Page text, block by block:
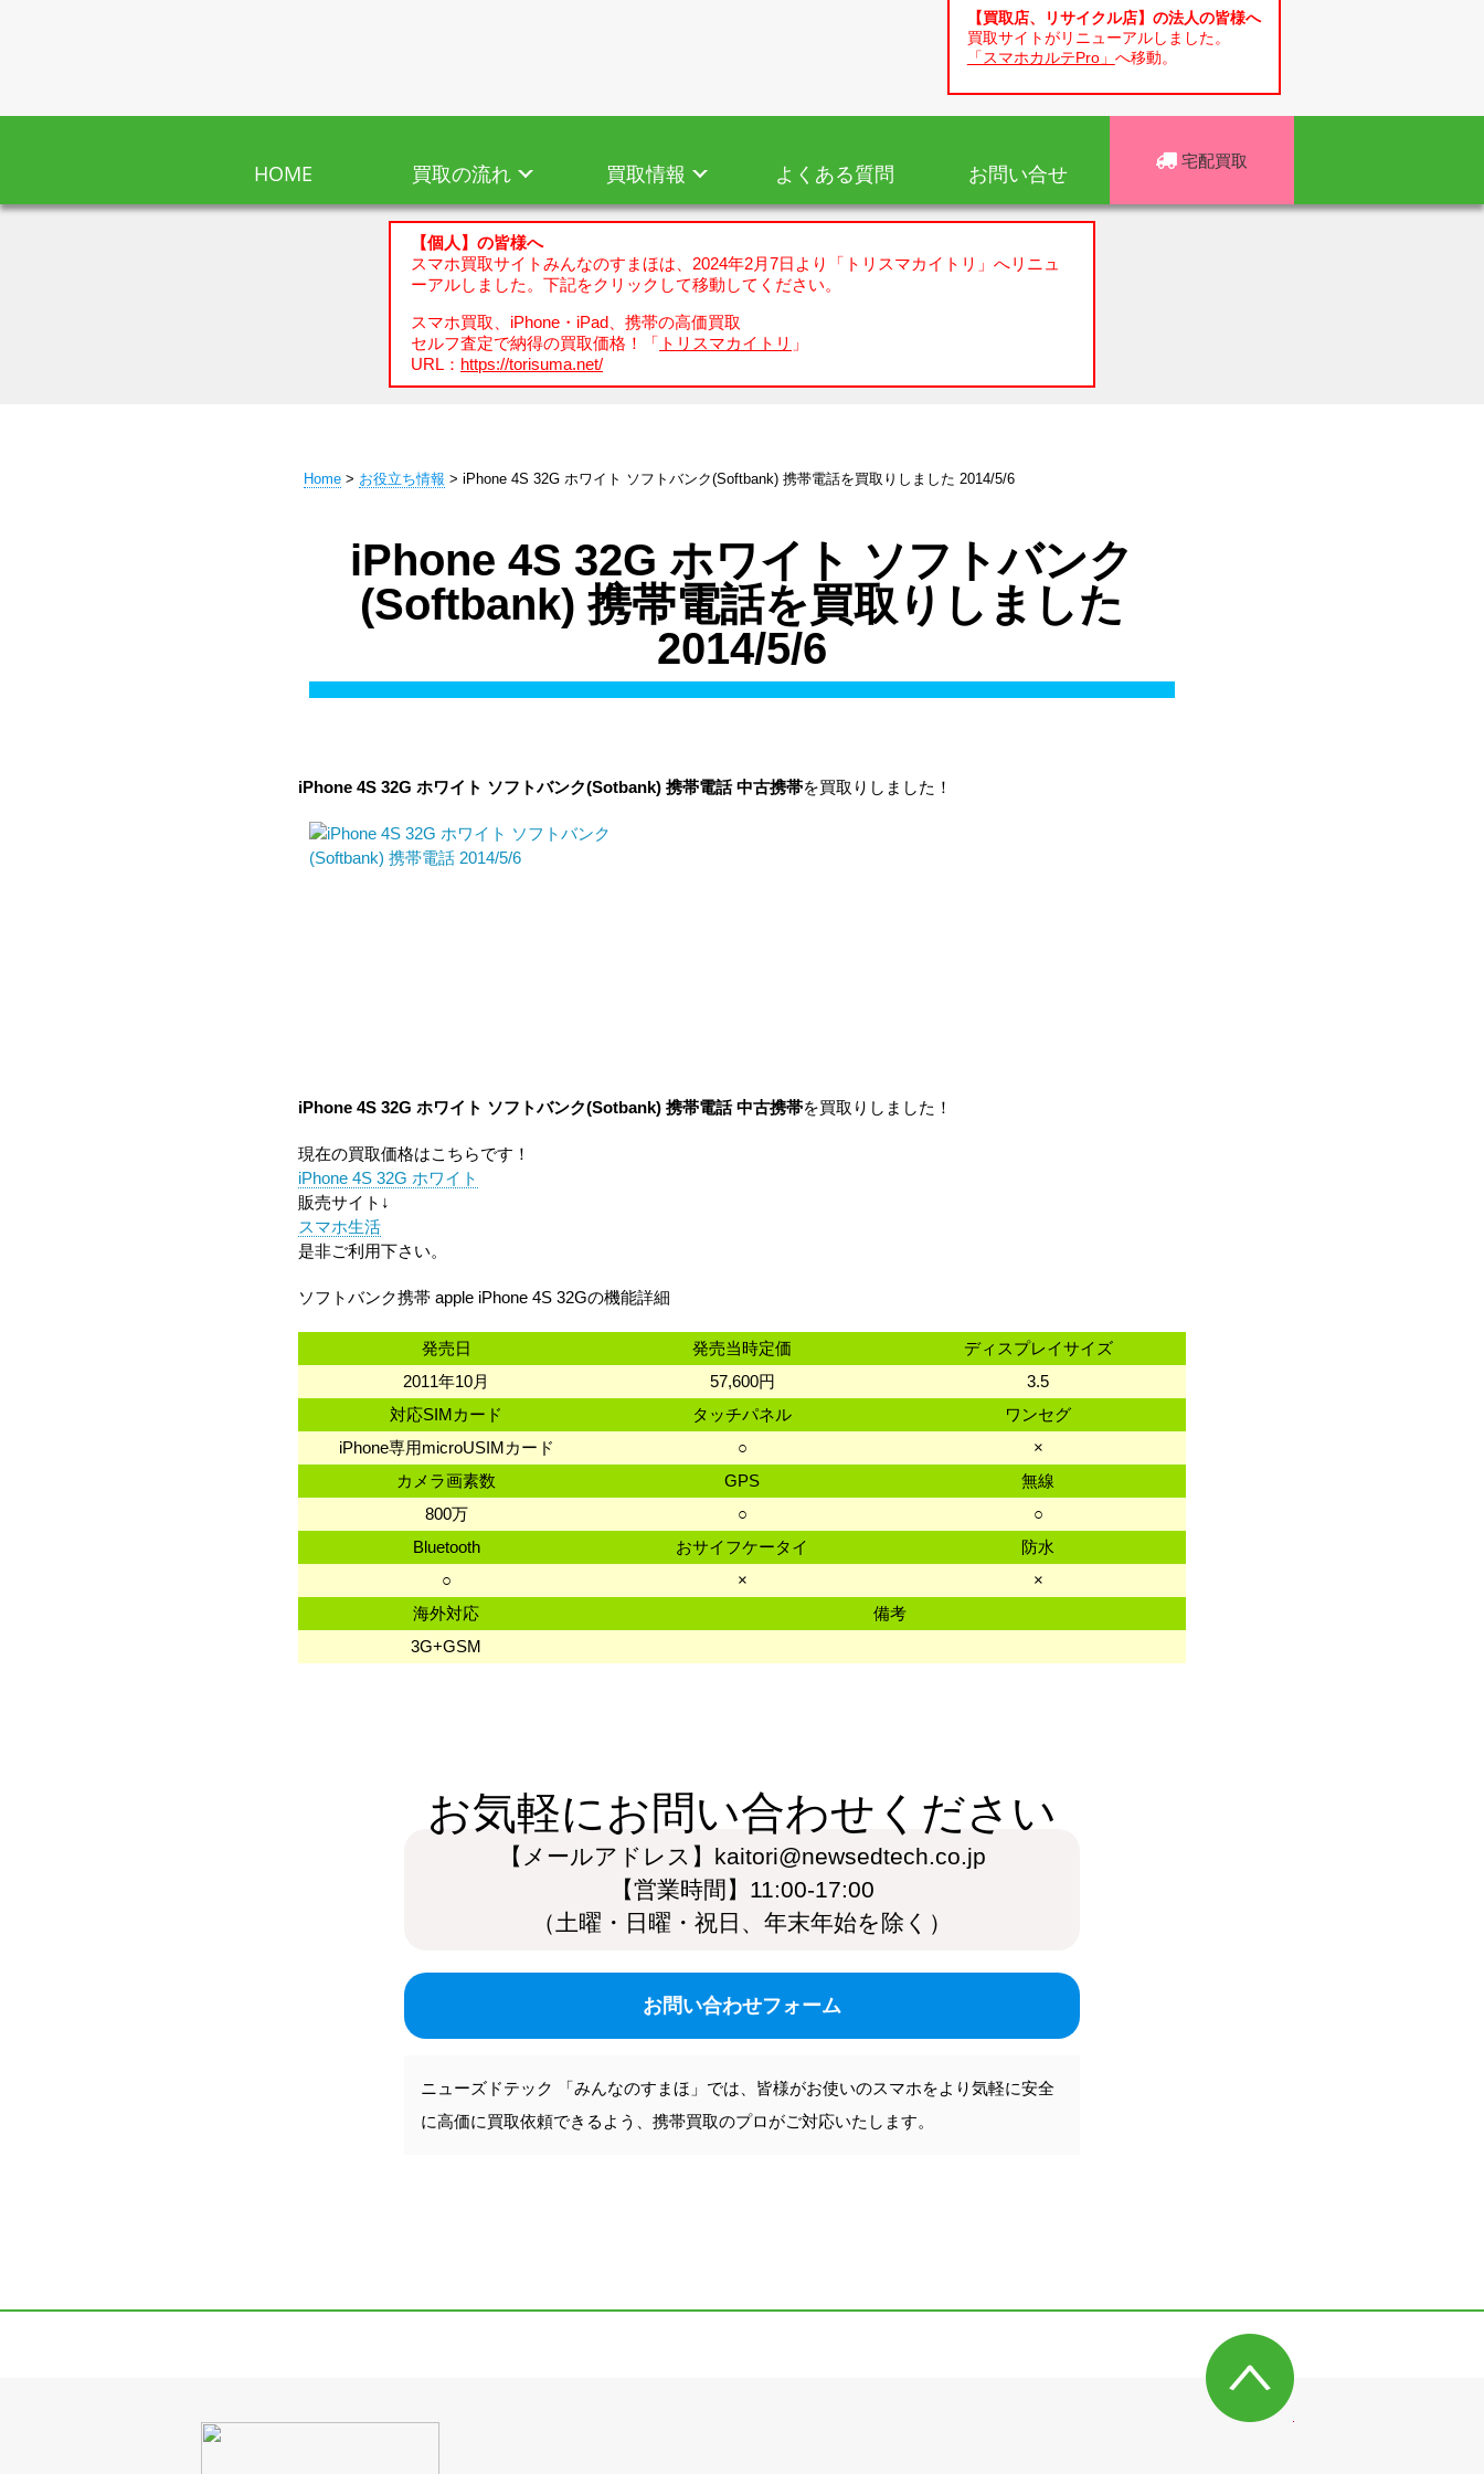
【買取店、リサイクル店】の法人の皆様へ
買取サイトがリニューアルしました。
「スマホカルテPro」 へ移動。
HOME 買取の流れ 買取情報 よくある質問 お問い合せ 宅配買取
【個人】の皆様へ
スマホ買取サイトみんなのすまほは、2024年2月7日より「トリスマカイトリ」へリニュ
ーアルしました。下記をクリックして移動してください。
スマホ買取、iPhone・iPad、携帯の高価買取
セルフ査定で納得の買取価格！「 トリスマカイトリ 」
URL： https://torisuma.net/
Home > お役立ち情報 > iPhone 4S 32G ホワイト ソフトバンク(Softbank) 携帯電話を買取りしました 2014/5/6
iPhone 4S 32G ホワイト ソフトバンク
(Softbank) 携帯電話を買取りしました
2014/5/6
iPhone 4S 32G ホワイト ソフトバンク(Sotbank) 携帯電話 中古携帯を買取りしました！
iPhone 4S 32G ホワイト ソフトバンク(Sotbank) 携帯電話 中古携帯を買取りしました！
現在の買取価格はこちらです！
iPhone 4S 32G ホワイト
販売サイト↓
スマホ生活
是非ご利用下さい。
ソフトバンク携帯 apple iPhone 4S 32Gの機能詳細
発売日 発売当時定価
ディスプレイサイズ
2011年10月
57,600円
3.5
対応SIMカード
タッチパネル
ワンセグ
iPhone専用microUSIMカード
○
×
カメラ画素数
GPS
無線
800万
○
○
Bluetooth
おサイフケータイ
防水
○
×
×
海外対応
備考
3G+GSM
お気軽にお問い合わせください
【メールアドレス】kaitori@newsedtech.co.jp
【営業時間】11:00-17:00
（土曜・日曜・祝日、年末年始を除く）
お問い合わせフォーム
ニューズドテック 「みんなのすまほ」では、皆様がお使いのスマホをより気軽に安全
に高価に買取依頼できるよう、携帯買取のプロがご対応いたします。